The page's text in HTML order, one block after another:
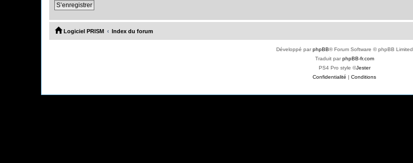
S’enregistrer
Logiciel PRISM Index du forum
Développé parphpBB® Forum Software © phpBB Limited
Traduit parphpBB-fr.com
PS4 Pro style ©Jester
Confidentialité | Conditions